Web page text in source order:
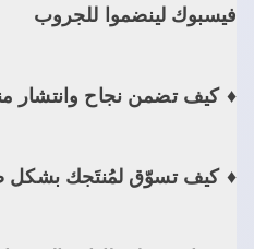
فيسبوك لينضموا للجروب
كيف تضمن نجاح وانتشار
كيف تسوّق لمُنتَجك بشكل